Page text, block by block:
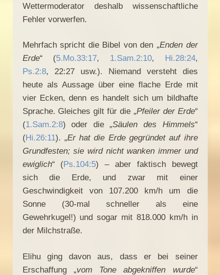
Wettermoderator deshalb wissenschaftliche
Fehler vorwerfen.
Mehrfach spricht die Bibel von den „Enden der
Erde“ (5.Mo.33:17, 1.Sam.2:10, Hi.28:24,
Ps.2:8, 22:27 usw.). Niemand versteht dies
heute als Aussage über eine flache Erde mit
vier Ecken, denn es handelt sich um bildhafte
Sprache. Gleiches gilt für die „Pfeiler der Erde“
(1.Sam.2:8) oder die „Säulen des Himmels“
(Hi.26:11). „Er hat die Erde gegründet auf ihre
Grundfesten; sie wird nicht wanken immer und
ewiglich“ (Ps.104:5) – aber faktisch bewegt
sich die Erde, und zwar mit einer
Geschwindigkeit von 107.200 km/h um die
Sonne (30-mal schneller als eine
Gewehrkugel!) und sogar mit 818.000 km/h in
der Milchstraße.
Elihu ging davon aus, dass er bei seiner
Erschaffung „vom Tone abgekniffen wurde“